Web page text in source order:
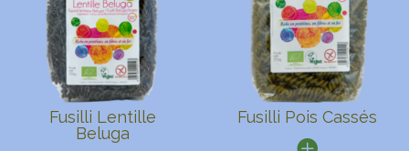
Fusilli Lentille
Beluga
Fusilli Pois Cassés